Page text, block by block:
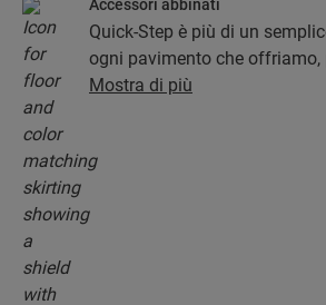
Accessori abbinati
Quick-Step è più di un
ogni pavimento che offriamo,
collezione completa di
Mostra di più